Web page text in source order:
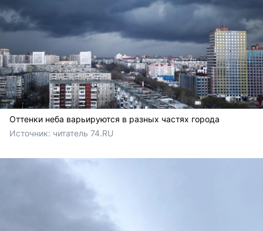
Оттенки неба варьируются в разных частях города
Источник: читатель 74.RU